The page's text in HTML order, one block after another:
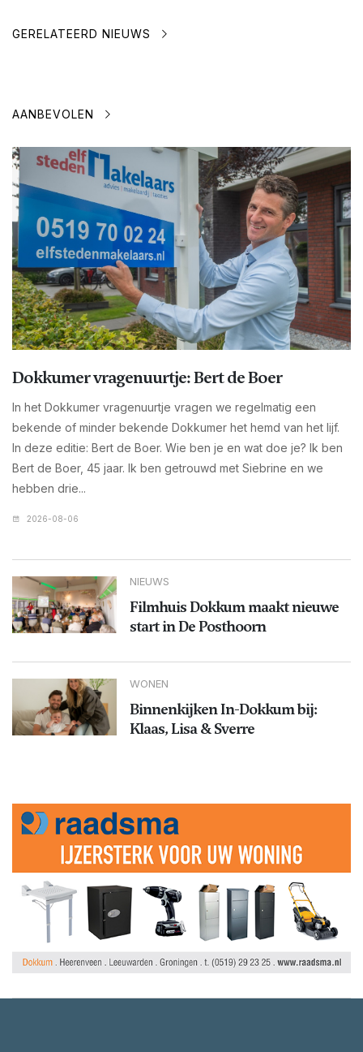
GERELATEERD NIEUWS
AANBEVOLEN
Dokkumer vragenuurtje: Bert de Boer
In het Dokkumer vragenuurtje vragen we regelmatig een
bekende of minder bekende Dokkumer het hemd van het lijf.
In deze editie: Bert de Boer. Wie ben je en wat doe je? Ik ben
Bert de Boer, 45 jaar. Ik ben getrouwd met Siebrine en we
hebben drie...
2026-08-06
NIEUWS
Filmhuis Dokkum maakt nieuwe
start in De Posthoorn
WONEN
Binnenkijken In-Dokkum bij:
Klaas, Lisa & Sverre